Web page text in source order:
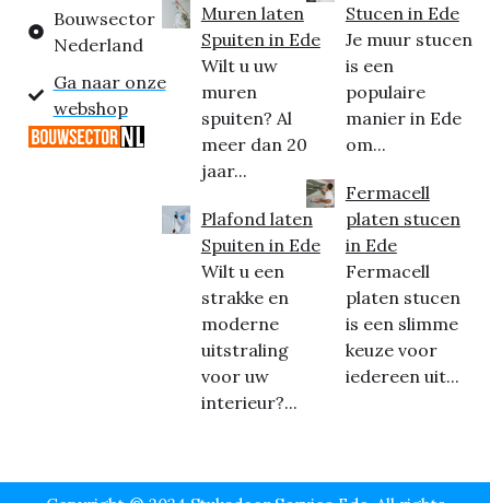
Bouwsector
Nederland
Ga naar onze
webshop
Muren laten
Spuiten in Ede
Wilt u uw
muren
spuiten? Al
meer dan 20
jaar...
Plafond laten
Spuiten in Ede
Wilt u een
strakke en
moderne
uitstraling
voor uw
interieur?...
Stucen in Ede
Je muur stucen
is een
populaire
manier in Ede
om...
Fermacell
platen stucen
in Ede
Fermacell
platen stucen
is een slimme
keuze voor
iedereen uit...